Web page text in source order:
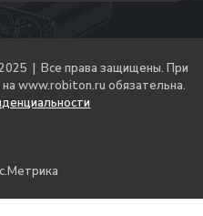
| Все права защищены. При
www.robiton.ru обязательна.